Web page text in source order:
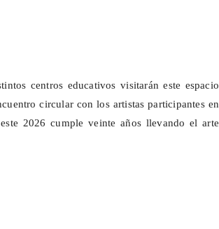
centros educativos visitarán este espacio
circular con los artistas participantes en
2026 cumple veinte años llevando el arte